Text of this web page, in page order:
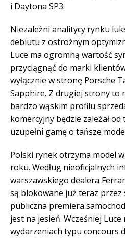
i Daytona SP3.
Niezależni analitycy rynku
debiutu z ostrożnym
Luce ma ogromną wartość
przyciągnąć do marki
wyłącznie w stronę Porsche
Sapphire. Z drugiej strony to
bardzo wąskim profilu
komercyjny będzie zależał
uzupełni gamę o tańsze
Polski rynek otrzyma model
roku. Według nieoficjalnych
warszawskiego dealera
są blokowane już teraz przez
publiczna premiera
jest na jesień. Wcześniej
wydarzeniach typu concours